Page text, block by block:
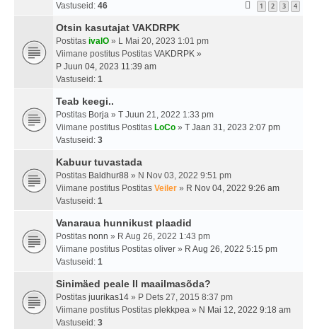
Vastuseid: 46 1 2 3 4
Otsin kasutajat VAKDRPK
Postitas ivalO » L Mai 20, 2023 1:01 pm
Viimane postitus Postitas VAKDRPK »
P Juun 04, 2023 11:39 am
Vastuseid: 1
Teab keegi..
Postitas Borja » T Juun 21, 2022 1:33 pm
Viimane postitus Postitas LoCo » T Jaan 31, 2023 2:07 pm
Vastuseid: 3
Kabuur tuvastada
Postitas Baldhur88 » N Nov 03, 2022 9:51 pm
Viimane postitus Postitas Veiler » R Nov 04, 2022 9:26 am
Vastuseid: 1
Vanaraua hunnikust plaadid
Postitas nonn » R Aug 26, 2022 1:43 pm
Viimane postitus Postitas oliver » R Aug 26, 2022 5:15 pm
Vastuseid: 1
Sinimäed peale II maailmasõda?
Postitas juurikas14 » P Dets 27, 2015 8:37 pm
Viimane postitus Postitas plekkpea » N Mai 12, 2022 9:18 am
Vastuseid: 3